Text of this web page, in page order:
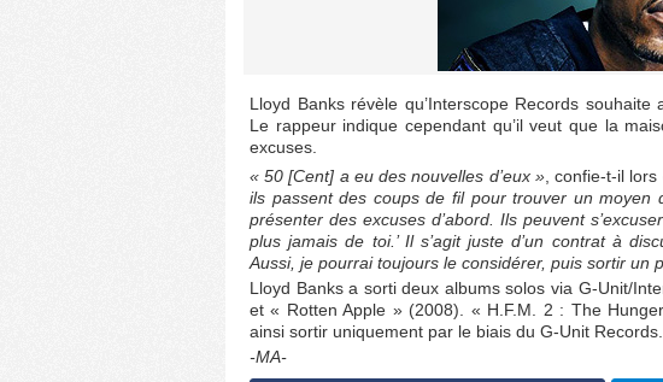
Lloyd Banks révèle qu’Interscope Records
Le rappeur indique cependant qu’il veut que la
excuses.
« 50 [Cent] a eu des nouvelles d’eux », confie-t-il lors
ils passent des coups de fil pour trouver un
présenter des excuses d’abord. Ils peuvent
plus jamais de toi.’ Il s’agit juste d’un contrat à
Aussi, je pourrai toujours le considérer, puis sortir un
Lloyd Banks a sorti deux albums solos via G-Unit/
et « Rotten Apple » (2008). « H.F.M. 2 : The
ainsi sortir uniquement par le biais du G-Unit Records.
-MA-